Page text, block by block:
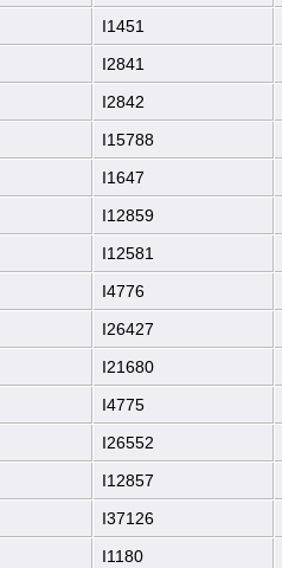
I1451
I2841
I2842
I15788
I1647
I12859
I12581
I4776
I26427
I21680
I4775
I26552
I12857
I37126
I1180